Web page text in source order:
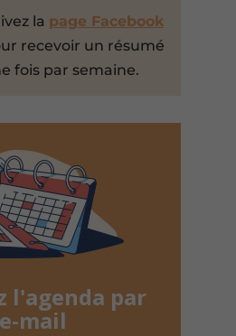
la page Facebook
recevoir un résumé
fois par semaine.
l'agenda par
e-mail